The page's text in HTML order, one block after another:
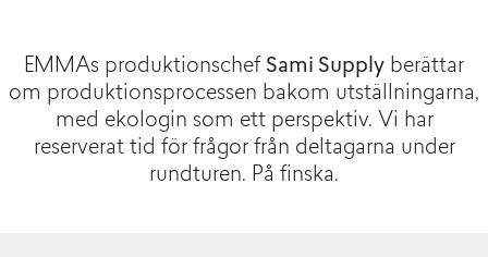
EMMAs produktionschef Sami Supply berättar
om produktionsprocessen bakom utställningarna,
med ekologin som ett perspektiv. Vi har
reserverat tid för frågor från deltagarna under
rundturen. På finska.